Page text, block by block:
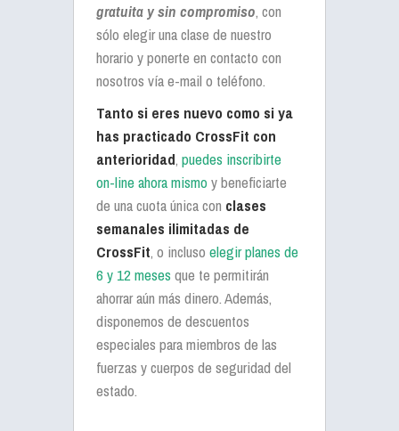
gratuita y sin compromiso, con
sólo elegir una clase de nuestro
horario y ponerte en contacto con
nosotros vía e-mail o teléfono.
Tanto si eres nuevo como si ya
has practicado CrossFit con
anterioridad, puedes inscribirte
on-line ahora mismoy beneficiarte
de una cuota única con clases
semanales ilimitadas de
CrossFit, o incluso elegir planes de
6 y 12 mesesque te permitirán
ahorrar aún más dinero. Además,
disponemos de descuentos
especiales para miembros de las
fuerzas y cuerpos de seguridad del
estado.